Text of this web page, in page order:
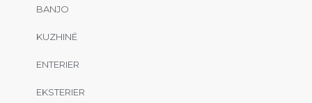
BANJO
KUZHINË
ENTERIER
EKSTERIER